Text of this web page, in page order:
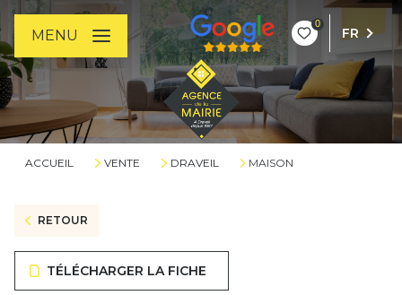
0
FR
MENU
ACCUEIL VENTE DRAVEIL MAISON
RETOUR
TÉLÉCHARGER LA FICHE